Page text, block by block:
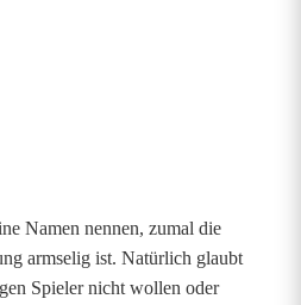
Namen nennen, zumal die
armselig ist. Natürlich glaubt
Spieler nicht wollen oder